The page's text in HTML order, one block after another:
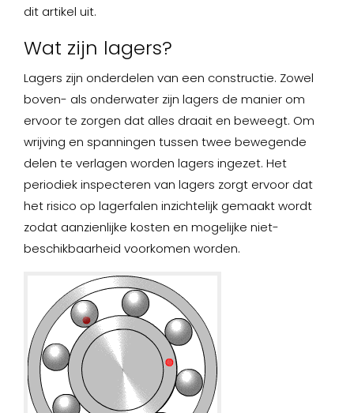
dit artikel uit.
Wat zijn lagers?
Lagers zijn onderdelen van een constructie. Zowel
boven- als onderwater zijn lagers de manier om
ervoor te zorgen dat alles draait en beweegt. Om
wrijving en spanningen tussen twee bewegende
delen te verlagen worden lagers ingezet. Het
periodiek inspecteren van lagers zorgt ervoor dat
het risico op lagerfalen inzichtelijk gemaakt wordt
zodat aanzienlijke kosten en mogelijke niet-
beschikbaarheid voorkomen worden.